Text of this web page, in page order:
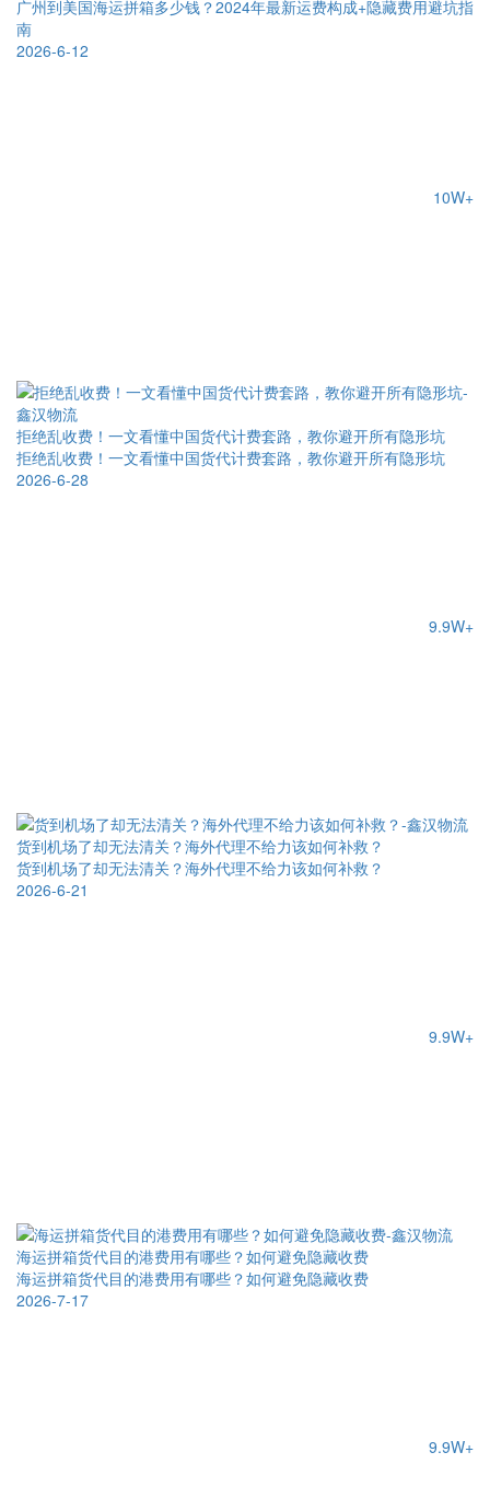
广州到美国海运拼箱多少钱？2024年最新运费构成+隐藏费用避坑指
南
2026-6-12
10W+
拒绝乱收费！一文看懂中国货代计费套路，教你避开所有隐形坑
拒绝乱收费！一文看懂中国货代计费套路，教你避开所有隐形坑
2026-6-28
9.9W+
货到机场了却无法清关？海外代理不给力该如何补救？
货到机场了却无法清关？海外代理不给力该如何补救？
2026-6-21
9.9W+
海运拼箱货代目的港费用有哪些？如何避免隐藏收费
海运拼箱货代目的港费用有哪些？如何避免隐藏收费
2026-7-17
9.9W+